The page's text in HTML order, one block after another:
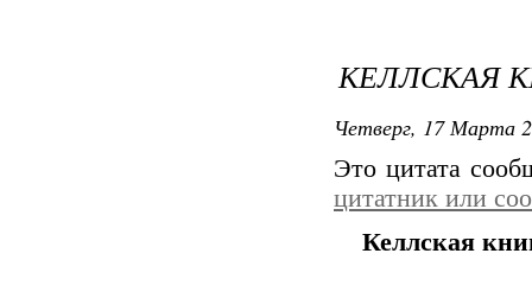
КЕЛЛСКАЯ
Четверг, 17 Марта
Это цитата
цитатник или
Келлская